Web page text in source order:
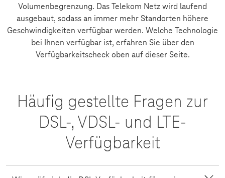
Volumenbegrenzung. Das Telekom Netz wird laufend
ausgebaut, sodass an immer mehr Standorten höhere
Geschwindigkeiten verfügbar werden. Welche Technologie
bei Ihnen verfügbar ist, erfahren Sie über den
Verfügbarkeitscheck oben auf dieser Seite.
Häufig gestellte Fragen zur
DSL-, VDSL- und LTE-
Verfügbarkeit